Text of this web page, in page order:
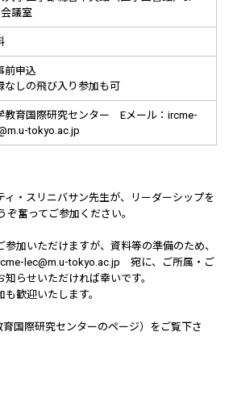
議室
前申込
なしの飛び入り参加も可
教育国際研究センター Eメール：ircme-
tokyo.ac.jp
ィ・スリニバサン先生が、リーダーシップを
ぞ奮ってご参加ください。
加いただけますが、資料等の準備のため、
lec@m.u-tokyo.ac.jp 宛に、ご所属・ご
らせいただければ幸いです。
歓迎いたします。
国際研究センターのページ）をご覧下さ